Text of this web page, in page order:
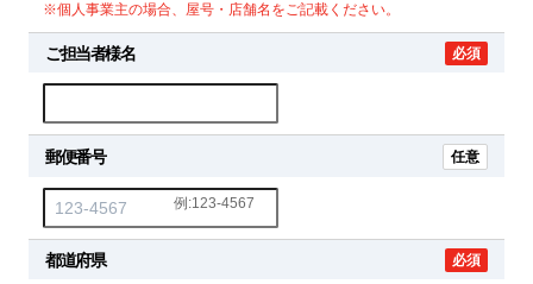
※個人事業主の場合、屋号・店舗名をご記載ください。
ご担当者様名 必須
郵便番号 任意
例:123-4567
都道府県 必須